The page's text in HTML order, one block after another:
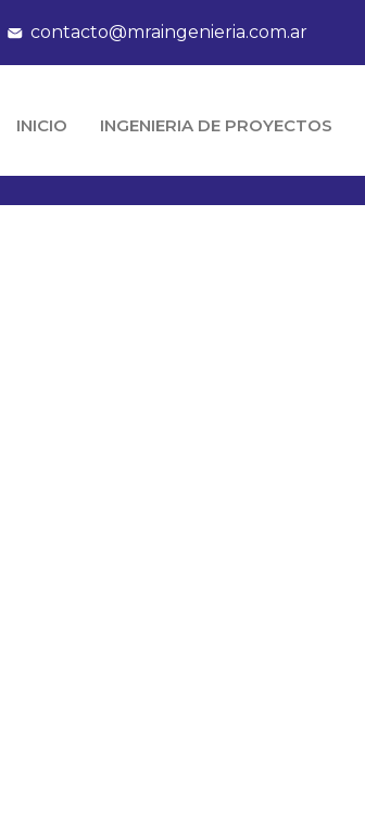
contacto@mraingenieria.com.ar
INICIO INGENIERIA DE PROYECTOS